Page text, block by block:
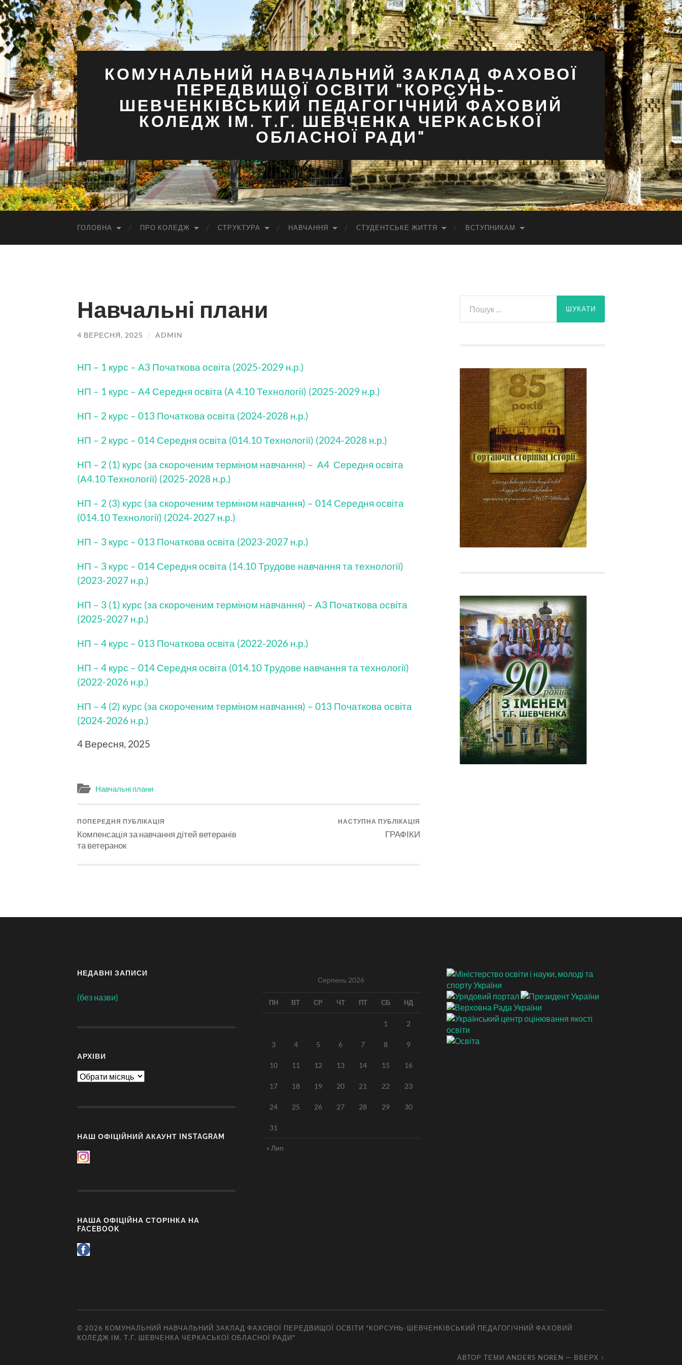
КОМУНАЛЬНИЙ НАВЧАЛЬНИЙ ЗАКЛАД ФАХОВОЇ
ПЕРЕДВИЩОЇ ОСВІТИ "КОРСУНЬ-
ШЕВЧЕНКІВСЬКИЙ ПЕДАГОГІЧНИЙ ФАХОВИЙ
КОЛЕДЖ ІМ. Т.Г. ШЕВЧЕНКА ЧЕРКАСЬКОЇ
ОБЛАСНОЇ РАДИ"
ГОЛОВНА ПРО КОЛЕДЖ СТРУКТУРА НАВЧАННЯ СТУДЕНТСЬКЕ ЖИТТЯ ВСТУПНИКАМ
Навчальні плани
4 ВЕРЕСНЯ, 2025 / ADMIN
НП – 1 курс – А3 Початкова освіта (2025-2029 н.р.)
НП – 1 курс – А4 Середня освіта (А 4.10 Технології) (2025-2029 н.р.)
НП – 2 курс – 013 Початкова освіта (2024-2028 н.р.)
НП – 2 курс – 014 Середня освіта (014.10 Технології) (2024-2028 н.р.)
НП – 2 (1) курс (за скороченим терміном навчання) – А4 Середня освіта
(А4.10 Технології) (2025-2028 н.р.)
НП – 2 (3) курс (за скороченим терміном навчання) – 014 Середня освіта
(014.10 Технології) (2024-2027 н.р.)
НП – 3 курс – 013 Початкова освіта (2023-2027 н.р.)
НП – 3 курс – 014 Середня освіта (14.10 Трудове навчання та технології)
(2023-2027 н.р.)
НП – 3 (1) курс (за скороченим терміном навчання) – А3 Початкова освіта
(2025-2027 н.р.)
НП – 4 курс – 013 Початкова освіта (2022-2026 н.р.)
НП – 4 курс – 014 Середня освіта (014.10 Трудове навчання та технології)
(2022-2026 н.р.)
НП – 4 (2) курс (за скороченим терміном навчання) – 013 Початкова освіта
(2024-2026 н.р.)
4 Вересня, 2025
Навчальні плани
ПОПЕРЕДНЯ ПУБЛІКАЦІЯ
Компенсація за навчання дітей ветеранів
та ветеранок
НАСТУПНА ПУБЛІКАЦІЯ
ГРАФІКИ
НЕДАВНІ ЗАПИСИ
(без назви)
АРХІВИ
Архіви
НАШ ОФІЦІЙНИЙ АКАУНТ INSTAGRAM
НАША ОФІЦІЙНА СТОРІНКА НА
FACEBOOK
Серпень 2026
ПН ВТ СР ЧТ ПТ СБ НД
1 2
3 4 5 6 7 8 9
10 11 12 13 14 15 16
17 18 19 20 21 22 23
24 25 26 27 28 29 30
31
« Лип
© 2026 КОМУНАЛЬНИЙ НАВЧАЛЬНИЙ ЗАКЛАД ФАХОВОЇ ПЕРЕДВИЩОЇ ОСВІТИ "КОРСУНЬ-ШЕВЧЕНКІВСЬКИЙ ПЕДАГОГІЧНИЙ ФАХОВИЙ
КОЛЕДЖ ІМ. Т.Г. ШЕВЧЕНКА ЧЕРКАСЬКОЇ ОБЛАСНОЇ РАДИ"
АВТОР ТЕМИ ANDERS NOREN — ВВЕРХ ↑